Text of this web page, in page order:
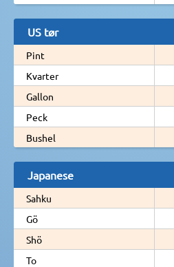
US tør
Pint
Kvarter
Gallon
Peck
Bushel
Japanese
Sahku
Gö
Shö
To